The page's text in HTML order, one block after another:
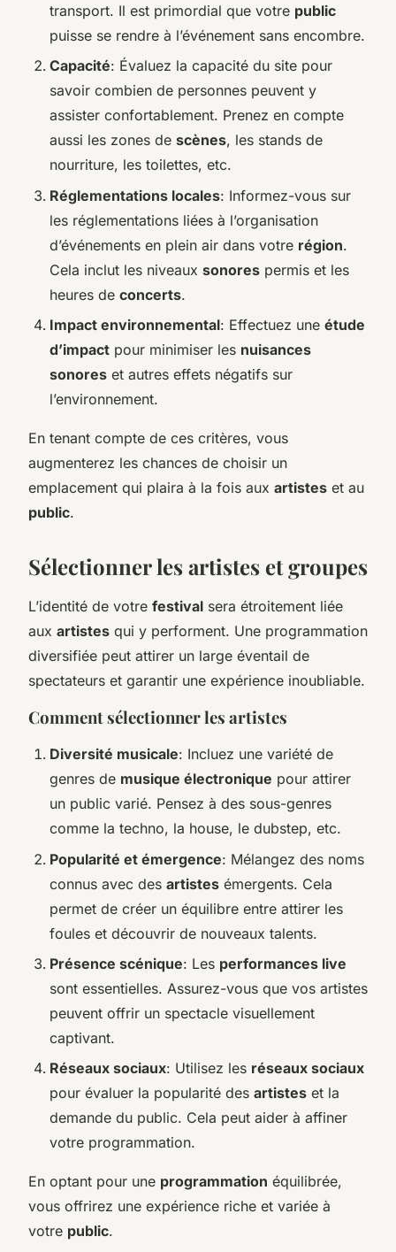
transport. Il est primordial que votre public
puisse se rendre à l’événement sans encombre.
Capacité: Évaluez la capacité du site pour
savoir combien de personnes peuvent y
assister confortablement. Prenez en compte
aussi les zones de scènes, les stands de
nourriture, les toilettes, etc.
Réglementations locales: Informez-vous sur
les réglementations liées à l’organisation
d’événements en plein air dans votre région.
Cela inclut les niveaux sonores permis et les
heures de concerts.
Impact environnemental: Effectuez une étude
d’impact pour minimiser les nuisances
sonores et autres effets négatifs sur
l’environnement.
En tenant compte de ces critères, vous
augmenterez les chances de choisir un
emplacement qui plaira à la fois aux artistes et au
public.
Sélectionner les artistes et groupes
L’identité de votre festival sera étroitement liée
aux artistes qui y performent. Une programmation
diversifiée peut attirer un large éventail de
spectateurs et garantir une expérience inoubliable.
Comment sélectionner les artistes
Diversité musicale: Incluez une variété de
genres de musique électronique pour attirer
un public varié. Pensez à des sous-genres
comme la techno, la house, le dubstep, etc.
Popularité et émergence: Mélangez des noms
connus avec des artistes émergents. Cela
permet de créer un équilibre entre attirer les
foules et découvrir de nouveaux talents.
Présence scénique: Les performances live
sont essentielles. Assurez-vous que vos artistes
peuvent offrir un spectacle visuellement
captivant.
Réseaux sociaux: Utilisez les réseaux sociaux
pour évaluer la popularité des artistes et la
demande du public. Cela peut aider à affiner
votre programmation.
En optant pour une programmation équilibrée,
vous offrirez une expérience riche et variée à
votre public.